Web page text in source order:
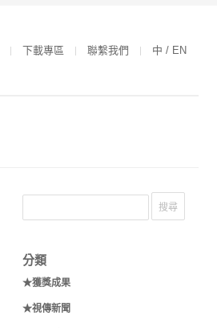
下載專區 聯繫我們 中 / EN
分類
★獲獎成果
★視傳新聞